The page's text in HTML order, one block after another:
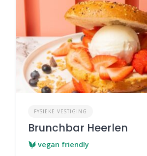
FYSIEKE VESTIGING
Brunchbar Heerlen
vegan friendly